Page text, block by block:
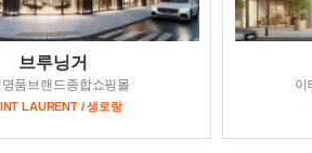
브루닝거
품브랜드종합쇼핑몰
LAURENT / 생로랑
이